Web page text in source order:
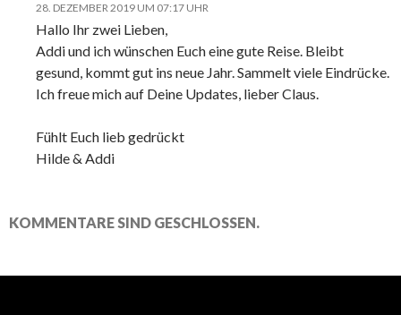
28. DEZEMBER 2019 UM 07:17 UHR
Hallo Ihr zwei Lieben,
Addi und ich wünschen Euch eine gute Reise. Bleibt
gesund, kommt gut ins neue Jahr. Sammelt viele Eindrücke.
Ich freue mich auf Deine Updates, lieber Claus.
Fühlt Euch lieb gedrückt
Hilde & Addi
KOMMENTARE SIND GESCHLOSSEN.